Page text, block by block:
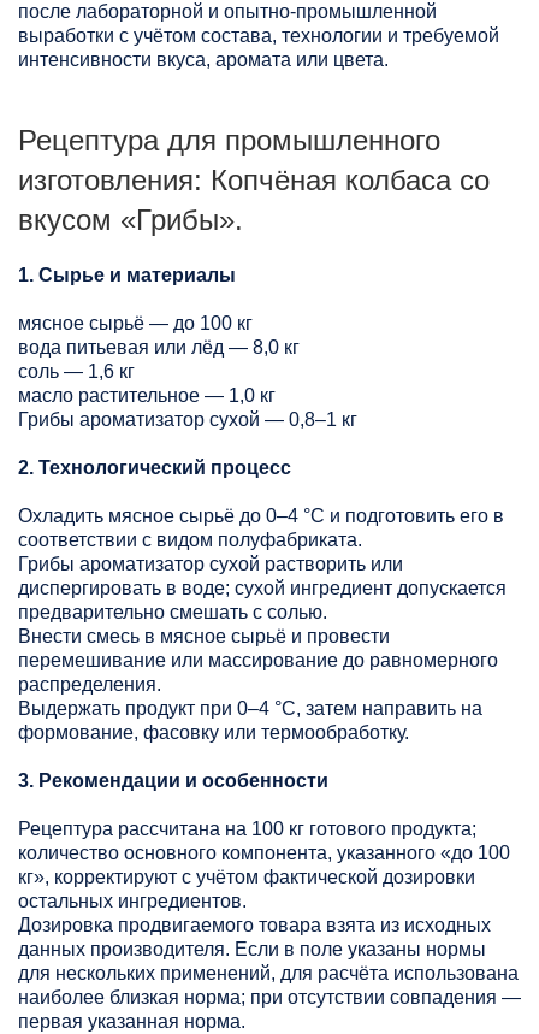
после лабораторной и опытно-промышленной
выработки с учётом состава, технологии и требуемой
интенсивности вкуса, аромата или цвета.
Рецептура для промышленного
изготовления: Копчёная колбаса со
вкусом «Грибы».
1. Сырье и материалы
мясное сырьё — до 100 кг
вода питьевая или лёд — 8,0 кг
соль — 1,6 кг
масло растительное — 1,0 кг
Грибы ароматизатор сухой — 0,8–1 кг
2. Технологический процесс
Охладить мясное сырьё до 0–4 °C и подготовить его в
соответствии с видом полуфабриката.
Грибы ароматизатор сухой растворить или
диспергировать в воде; сухой ингредиент допускается
предварительно смешать с солью.
Внести смесь в мясное сырьё и провести
перемешивание или массирование до равномерного
распределения.
Выдержать продукт при 0–4 °C, затем направить на
формование, фасовку или термообработку.
3. Рекомендации и особенности
Рецептура рассчитана на 100 кг готового продукта;
количество основного компонента, указанного «до 100
кг», корректируют с учётом фактической дозировки
остальных ингредиентов.
Дозировка продвигаемого товара взята из исходных
данных производителя. Если в поле указаны нормы
для нескольких применений, для расчёта использована
наиболее близкая норма; при отсутствии совпадения —
первая указанная норма.